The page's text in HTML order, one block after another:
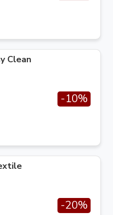
Clean
-10%
-20%